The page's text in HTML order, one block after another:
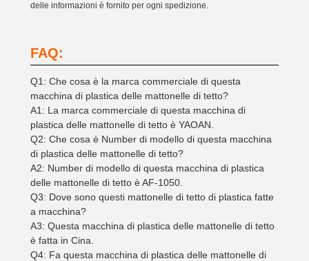
delle informazioni è fornito per ogni spedizione.
FAQ:
Q1: Che cosa è la marca commerciale di questa
macchina di plastica delle mattonelle di tetto?
A1: La marca commerciale di questa macchina di
plastica delle mattonelle di tetto è YAOAN.
Q2: Che cosa è Number di modello di questa macchina
di plastica delle mattonelle di tetto?
A2: Number di modello di questa macchina di plastica
delle mattonelle di tetto è AF-1050.
Q3: Dove sono questi mattonelle di tetto di plastica fatte
a macchina?
A3: Questa macchina di plastica delle mattonelle di tetto
è fatta in Cina.
Q4: Fa questa macchina di plastica delle mattonelle di